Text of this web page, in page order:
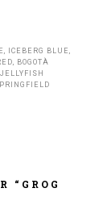
ICEBERG BLUE,
BOGOTÀ
“GROG